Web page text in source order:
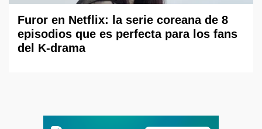
Furor en Netflix: la serie coreana de 8
episodios que es perfecta para los fans
del K-drama